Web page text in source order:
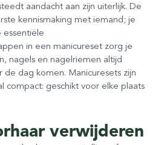
aandacht aan zijn uiterlijk. De
kennismaking met iemand; je
essentiële
in een manicureset zorg je
nagels en nagelriemen altijd
dag komen. Manicuresets zijn
compact: geschikt voor elke plaats
verwijderen